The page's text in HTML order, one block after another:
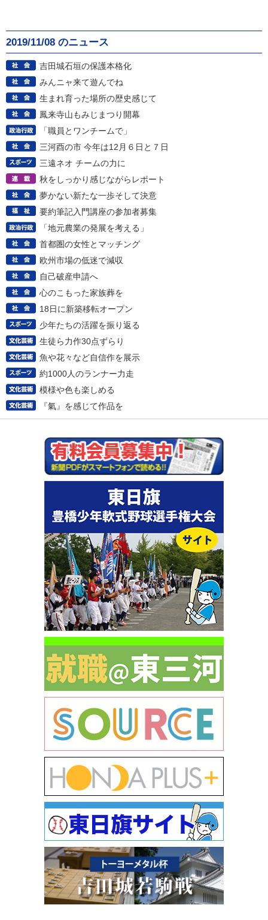
2019/11/08 のニュース
吉田城石垣の保護本格化
みんニャ来て遊んでね
生まれ育った場所の歴史感じて
鳳来寺山もみじまつり開幕
「職員とワンチームで」
三河酉の市 今年は12月６日と７日
三遠ネオ チームの力に
秋をしっかり感じながらレポート
夢かない新たな一歩そして決意
要約筆記入門講座の参加者募集
「地元農業の発展を考える」
首都圏の女性とマッチング
欧州市場の低迷で減収
自己破産申請へ
心のこもった家族葬を
18日に新築移転オープン
少年たちの活躍を振り返る
生徒ら力作30点ずらり
魚や花々など自信作を展示
約1000人のランナー力走
模様や色も楽しめる
『氣』を感じて作品を